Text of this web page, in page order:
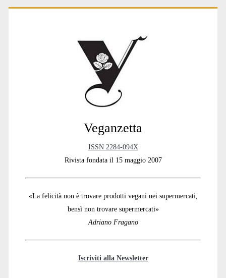
Primary
Veganzetta
ISSN 2284-094X
Rivista fondata il 15 maggio 2007
«La felicità non è trovare prodotti vegani nei supermercati,
bensì non trovare supermercati»
Adriano Fragano
Iscriviti alla Newsletter